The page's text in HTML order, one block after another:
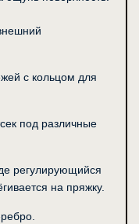
с кольцом для
под различные
регулирующийся
на пряжку.